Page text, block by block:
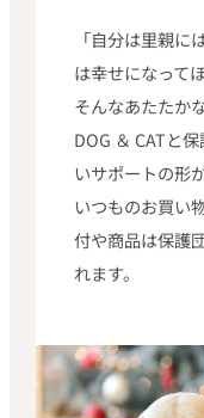
「自分は里親
は幸せになって
そんなあたたか
DOG ＆ CATと
いサポートの形
いつものお買い
付や商品は保護
れます。